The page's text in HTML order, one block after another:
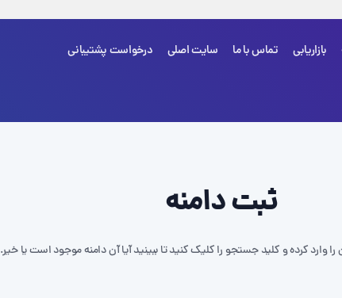
بازاریابی تماس با ما سایت اصلی درخواست پشتیبانی
ثبت دامنه
را وارد کرده و کلید جستجو را کلیک کنید تا ببینید آیا آن دامنه موجود است یا خیر.